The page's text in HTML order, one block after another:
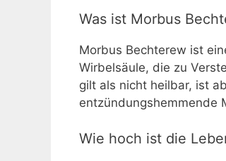
Was ist Morbus
Morbus Bechterew ist
Wirbelsäule, die zu
gilt als nicht heilbar, ist
entzündungshemmende
Wie hoch ist die